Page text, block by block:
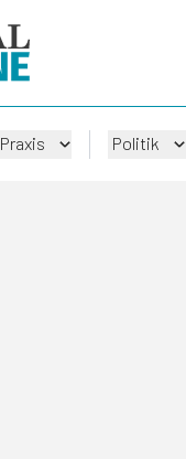
Praxis Politik